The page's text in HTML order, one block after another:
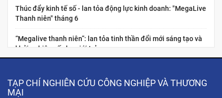
Thúc đẩy kinh tế số - lan tỏa động lực kinh doanh: "MegaLive
Thanh niên" tháng 6
“Megalive thanh niên”: lan tỏa tinh thần đổi mới sáng tạo và
khởi nghiệp số cho giới trẻ
“Chuẩn hóa năng lực nghề nghiệp cho nhà sáng tạo nội dung
thương...
TẠP CHÍ NGHIÊN CỨU CÔNG NGHIỆP VÀ THƯƠNG
MẠI